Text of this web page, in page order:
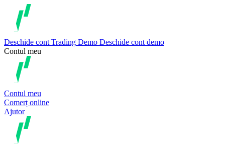
Deschide cont Trading Demo Deschide cont demo
Contul meu
Contul meu
Comerț online
Ajutor